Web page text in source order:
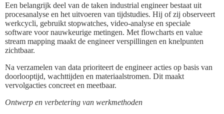
Een belangrijk deel van de taken industrial engineer bestaat uit
procesanalyse en het uitvoeren van tijdstudies. Hij of zij observeert
werkcycli, gebruikt stopwatches, video-analyse en speciale
software voor nauwkeurige metingen. Met flowcharts en value
stream mapping maakt de engineer verspillingen en knelpunten
zichtbaar.
Na verzamelen van data prioriteert de engineer acties op basis van
doorlooptijd, wachttijden en materiaalstromen. Dit maakt
vervolgacties concreet en meetbaar.
Ontwerp en verbetering van werkmethoden